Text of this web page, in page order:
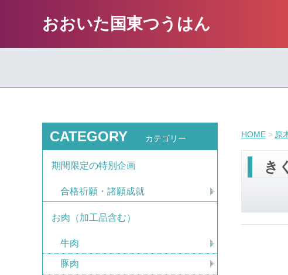
おおいた国東つうはん
HOME 原
き
CATEGORY カテゴリー
期間限定の特別企画
合格祈願・諸願成就
お肉（加工品含む）
牛肉
豚肉